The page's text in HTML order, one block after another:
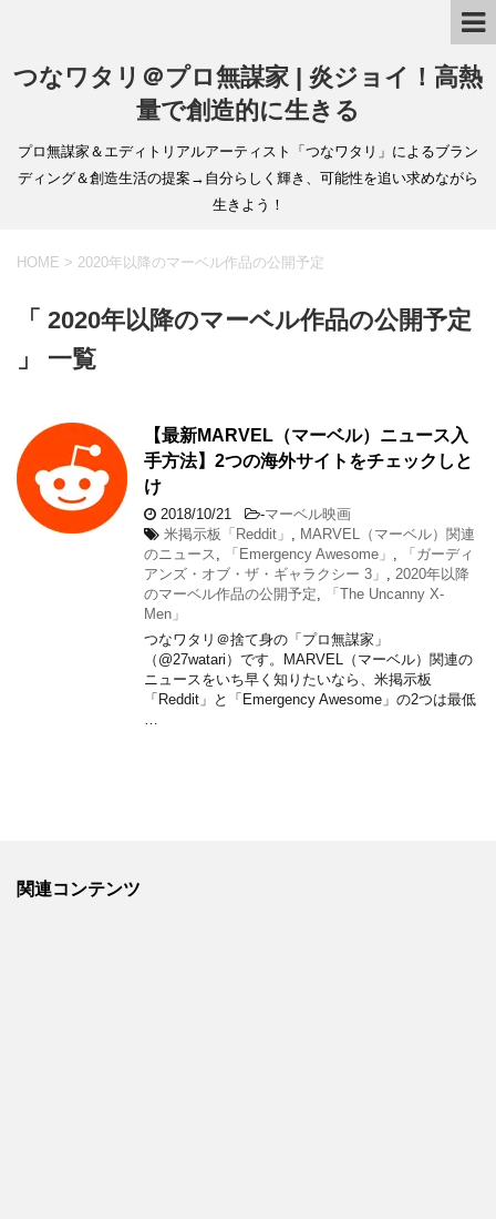
つなワタリ＠プロ無謀家 | 炎ジョイ！高熱
量で創造的に生きる
プロ無謀家＆エディトリアルアーティスト「つなワタリ」によるブラン
ディング＆創造生活の提案→自分らしく輝き、可能性を追い求めながら
生きよう！
HOME > 2020年以降のマーベル作品の公開予定
「 2020年以降のマーベル作品の公開予定
」 一覧
【最新MARVEL（マーベル）ニュース入
手方法】2つの海外サイトをチェックしと
け
2018/10/21 -マーベル映画
米掲示板「Reddit」
MARVEL（マーベル）関連
のニュース
「Emergency Awesome」
「ガーディ
アンズ・オブ・ザ・ギャラクシー 3」
2020年以降
のマーベル作品の公開予定
「The Uncanny X-
Men」
つなワタリ＠捨て身の「プロ無謀家」
（@27watari）です。MARVEL（マーベル）関連の
ニュースをいち早く知りたいなら、米掲示板
「Reddit」と「Emergency Awesome」の2つは最低
関連コンテンツ